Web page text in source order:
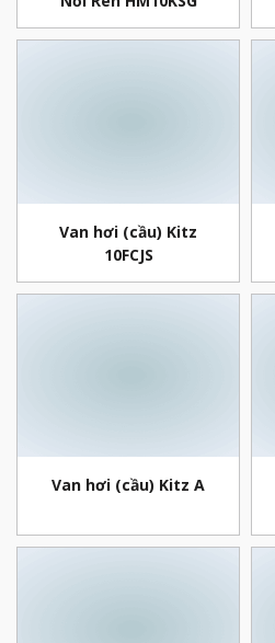
Van hơi (cầu) Kitz
10FCJS
Van hơi (cầu) Kitz A